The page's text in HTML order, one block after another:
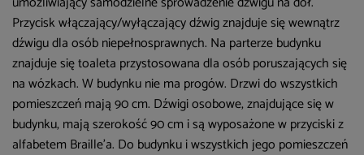
Przycisk włączający/wyłączający dźwig znajduje się wewnątrz
dźwigu dla osób niepełnosprawnych. Na parterze budynku
znajduje się toaleta przystosowana dla osób poruszających się
na wózkach. W budynku nie ma progów. Drzwi do wszystkich
pomieszczeń mają 90 cm. Dźwigi osobowe, znajdujące się w
budynku, mają szerokość 90 cm i są wyposażone w przyciski z
alfabetem Braille’a. Do budynku i wszystkich jego pomieszczeń